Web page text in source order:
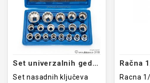
Set univerzalnih gedora 1/2 8-32mm
Set nasadnih ključeva
Račna
Racna